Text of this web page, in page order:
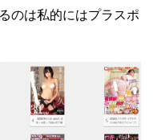
のは私的にはプラスポ